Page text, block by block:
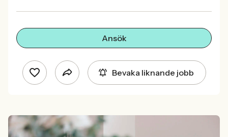
Ansök
Bevaka liknande jobb